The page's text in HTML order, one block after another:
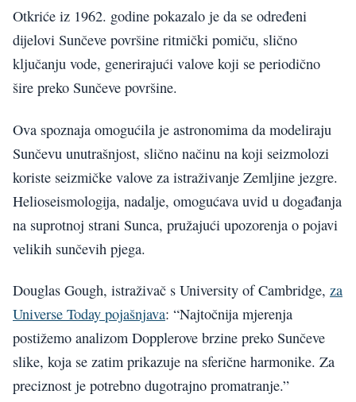
Otkriće iz 1962. godine pokazalo je da se određeni
dijelovi Sunčeve površine ritmički pomiču, slično
ključanju vode, generirajući valove koji se periodično
šire preko Sunčeve površine.
Ova spoznaja omogućila je astronomima da modeliraju
Sunčevu unutrašnjost, slično načinu na koji seizmolozi
koriste seizmičke valove za istraživanje Zemljine jezgre.
Helioseismologija, nadalje, omogućava uvid u događanja
na suprotnoj strani Sunca, pružajući upozorenja o pojavi
velikih sunčevih pjega.
Douglas Gough, istraživač s University of Cambridge, za
Universe Today pojašnjava: “Najtočnija mjerenja
postižemo analizom Dopplerove brzine preko Sunčeve
slike, koja se zatim prikazuje na sferične harmonike. Za
preciznost je potrebno dugotrajno promatranje.”